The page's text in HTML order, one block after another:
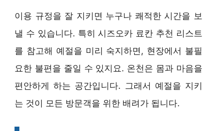
이용 규정을 잘 지키면 누구나 쾌적한 시간을 보
낼 수 있습니다. 특히 시즈오카 료칸 추천 리스트
를 참고해 예절을 미리 숙지하면, 현장에서 불필
요한 불편을 줄일 수 있지요. 온천은 몸과 마음을
편안하게 하는 공간입니다. 그래서 예절을 지키
는 것이 모든 방문객을 위한 배려가 됩니다.